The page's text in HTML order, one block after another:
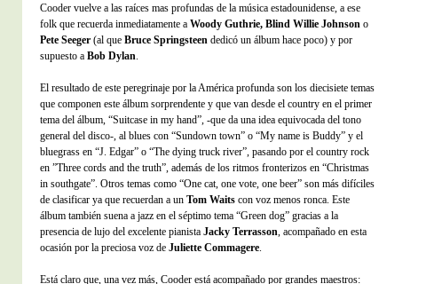
Cooder vuelve a las raíces mas profundas de la música estadounidense, a ese
folk que recuerda inmediatamente a Woody Guthrie, Blind Willie Johnson o
Pete Seeger (al que Bruce Springsteen dedicó un álbum hace poco) y por
supuesto a Bob Dylan.
El resultado de este peregrinaje por la América profunda son los diecisiete temas
que componen este álbum sorprendente y que van desde el country en el primer
tema del álbum, “Suitcase in my hand”, -que da una idea equivocada del tono
general del disco-, al blues con “Sundown town” o “My name is Buddy” y el
bluegrass en “J. Edgar” o “The dying truck river”, pasando por el country rock
en ”Three cords and the truth”, además de los ritmos fronterizos en “Christmas
in southgate”. Otros temas como “One cat, one vote, one beer” son más difíciles
de clasificar ya que recuerdan a un Tom Waits con voz menos ronca. Este
álbum también suena a jazz en el séptimo tema “Green dog” gracias a la
presencia de lujo del excelente pianista Jacky Terrasson, acompañado en esta
ocasión por la preciosa voz de Juliette Commagere.
Está claro que, una vez más, Cooder está acompañado por grandes maestros: